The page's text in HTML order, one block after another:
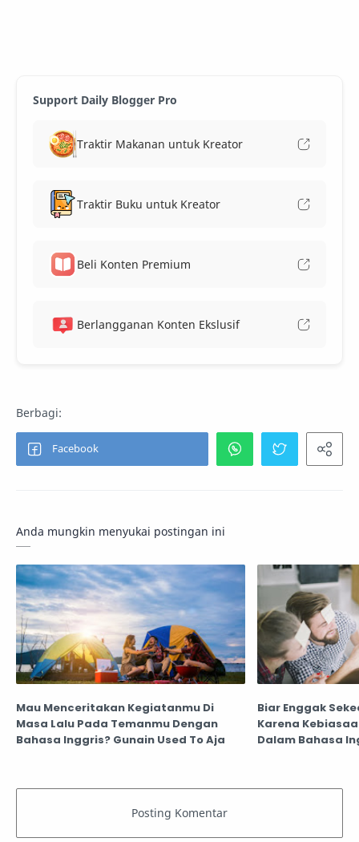
Support Daily Blogger Pro
Traktir Makanan untuk Kreator
Traktir Buku untuk Kreator
Beli Konten Premium
Berlangganan Konten Ekslusif
Anda mungkin menyukai postingan ini
Mau Menceritakan Kegiatanmu Di
Masa Lalu Pada Temanmu Dengan
Bahasa Inggris? Gunain Used To Aja
Biar Enggak
Karena
Dalam Bahasa
Lebih Luas